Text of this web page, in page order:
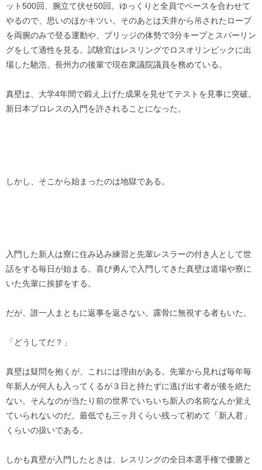
ット500回、腕立て伏せ50回。ゆっくりと全員でペースを合わせて
やるので、思いのほかキツい。そのあとは天井から吊されたロープ
を両腕のみで登る運動や、ブリッジの体勢で3分キープとスパーリン
グをして適性を見る。試験官はレスリングでロスオリンピックに出
場した馳浩。長州力の後輩で現在衆議院議員を務めている。
真壁は、大学4年間で鍛え上げた成果を見せてテストを見事に突破。
新日本プロレスの入門を許されることになった。
しかし、そこから始まったのは地獄である。
入門した新人は寮に住み込み練習と先輩レスラーの付き人として世
話をする毎日が始まる。喜び勇んで入門してきた真壁は道場や寮に
いた先輩に挨拶をする。
だが、誰一人まともに返事を返さない。露骨に無視する者もいた。
「どうしてだ？」
真壁は疑問を抱くが、これには理由がある。先輩から見れば毎年毎
年新人が何人も入ってくるが３日と持たずに逃げ出す者が後を絶た
ない。そんなのが当たり前の世界でいちいち新人の名前なんか覚え
ていられないのだ。最低でも三ヶ月くらい残って初めて「新人君」
くらいの扱いである。
しかも真壁が入門したときは、レスリングの全日本選手権で優勝と